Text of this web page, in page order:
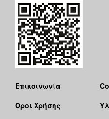
Επικοινωνία
Όροι Χρήσης